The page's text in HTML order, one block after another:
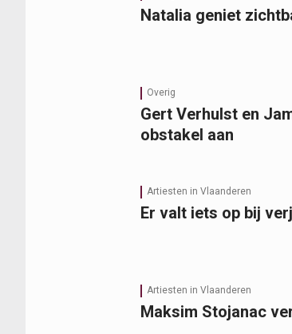
Natalia geniet
Overig
Gert Verhulst en
obstakel aan
Artiesten in Vlaanderen
Er valt iets op bij
Artiesten in Vlaanderen
Maksim Stojanac